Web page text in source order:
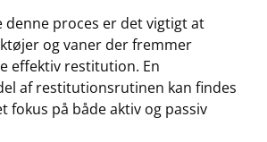
denne proces er det vigtigt at
og vaner der fremmer
effektiv restitution. En
af restitutionsrutinen kan findes
fokus på både aktiv og passiv